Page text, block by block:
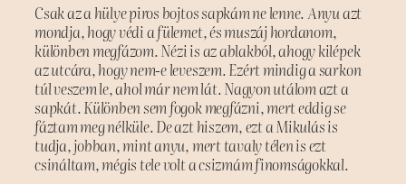
Csak az a hülye piros bojtos sapkám ne lenne. Anyu azt
mondja, hogy védi a fülemet, és muszáj hordanom,
különben megfázom. Nézi is az ablakból, ahogy kilépek
az utcára, hogy nem-e leveszem. Ezért mindig a sarkon
túl veszem le, ahol már nem lát. Nagyon utálom azt a
sapkát. Különben sem fogok megfázni, mert eddig se
fáztam meg nélküle. De azt hiszem, ezt a Mikulás is
tudja, jobban, mint anyu, mert tavaly télen is ezt
csináltam, mégis tele volt a csizmám finomságokkal.